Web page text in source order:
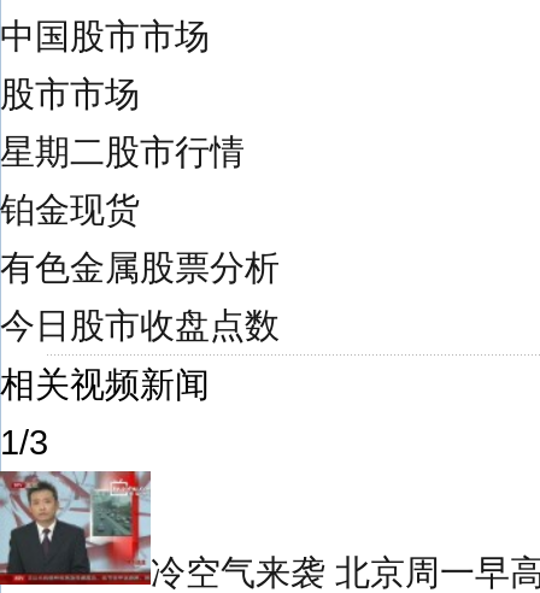
中国股市市场
股市市场
星期二股市行情
铂金现货
有色金属股票分析
今日股市收盘点数
相关视频新闻
1/3
冷空气来袭 北京周一早